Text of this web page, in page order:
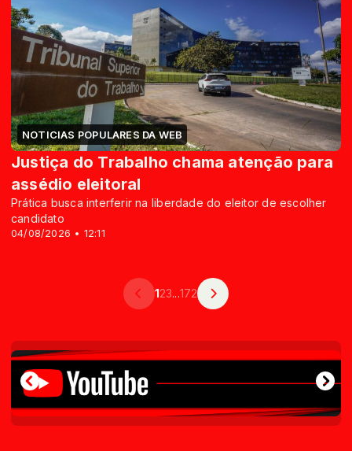
NOTICIAS POPULARES DA WEB
04/08/2026 • 12:11
Justiça do Trabalho chama atenção para
assédio eleitoral
Prática busca interferir na liberdade do eleitor de escolher
candidato
123...172